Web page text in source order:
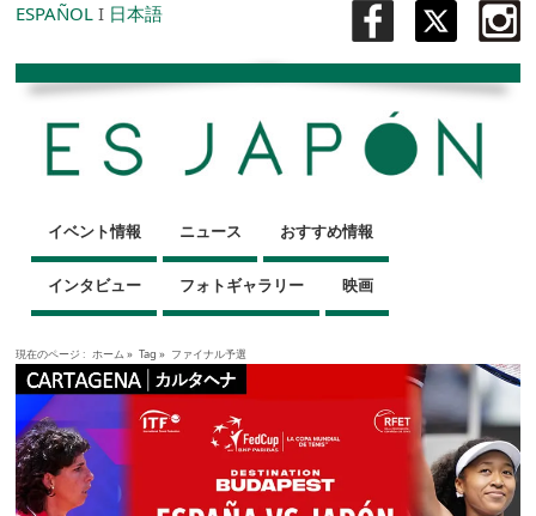
ESPAÑOL I 日本語
イベント情報 ニュース おすすめ情報
インタビュー フォトギャラリー 映画
現在のページ : ホーム » Tag » ファイナル予選